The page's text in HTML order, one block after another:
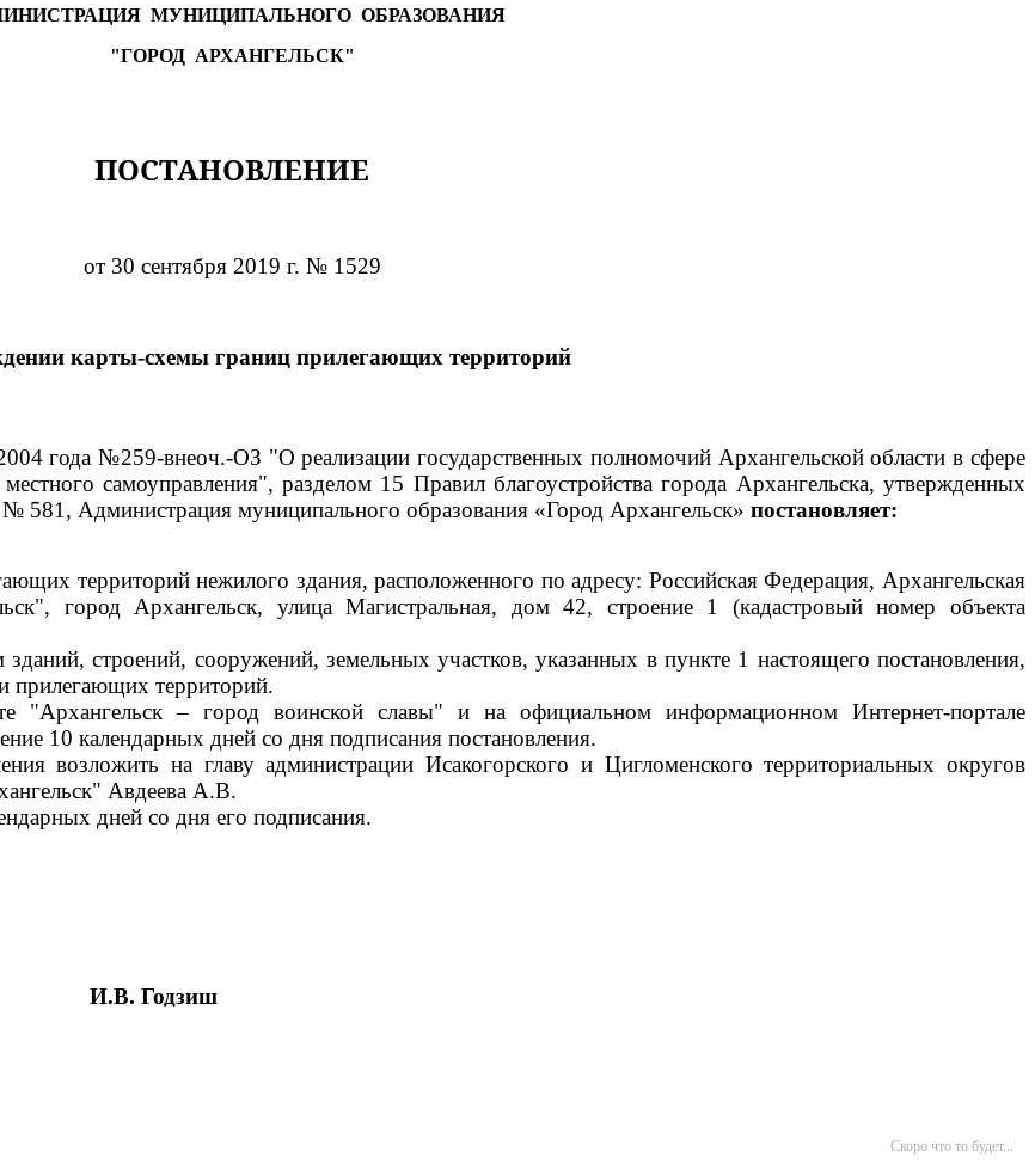
МУНИЦИПАЛЬНОГО ОБРАЗОВАНИЯ
"ГОРОД АРХАНГЕЛЬСК"
ПОСТАНОВЛЕНИЕ
от 30 сентября 2019 г. № 1529
карты-схемы границ прилегающих территорий
года №259-внеоч.-ОЗ "О реализации государственных полномочий Архангельской области в сфере
самоуправления", разделом 15 Правил благоустройства города Архангельска, утвержденных
Администрация муниципального образования «Город Архангельск» постановляет:
территорий нежилого здания, расположенного по адресу: Российская Федерация, Архангельская
город Архангельск, улица Магистральная, дом 42, строение 1 (кадастровый номер объекта
строений, сооружений, земельных участков, указанных в пункте 1 настоящего постановления,
прилегающих территорий.
"Архангельск – город воинской славы" и на официальном информационном Интернет-портале
10 календарных дней со дня подписания постановления.
возложить на главу администрации Исакогорского и Цигломенского территориальных округов
Авдеева А.В.
дней со дня его подписания.
И.В. Годзиш
Скоро что то будет...